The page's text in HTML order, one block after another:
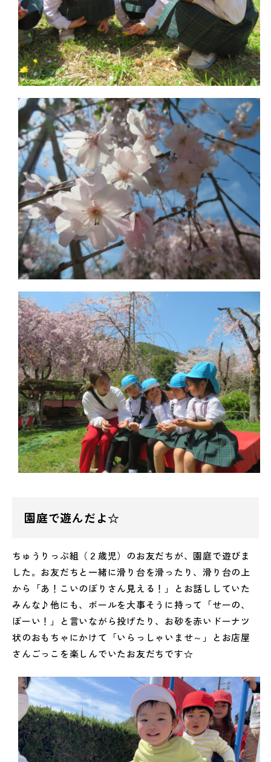
園庭で遊んだよ☆
ちゅうりっぷ組（２歳児）のお友だちが、園庭で遊びま
した。お友だちと一緒に滑り台を滑ったり、滑り台の上
から「あ！こいのぼりさん見える！」とお話ししていた
みんな♪他にも、ボールを大事そうに持って「せーの、
ぽーい！」と言いながら投げたり、お砂を赤いドーナツ
状のおもちゃにかけて「いらっしゃいませ～」とお店屋
さんごっこを楽しんでいたお友だちです☆